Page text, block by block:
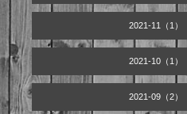
2021-11（1）
2021-10（1）
2021-09（2）